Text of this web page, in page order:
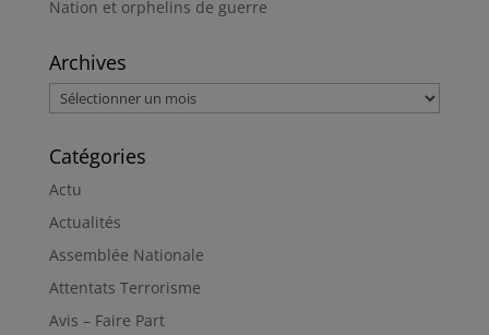
Nation et orphelins de guerre
Archives
Archives
Catégories
Actu
Actualités
Assemblée Nationale
Attentats Terrorisme
Avis – Faire Part